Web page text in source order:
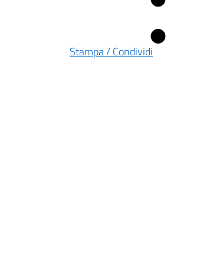
Stampa / Condividi